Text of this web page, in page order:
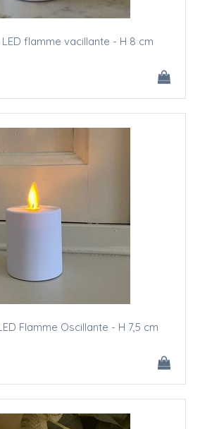
flamme vacillante - H 8 cm
Flamme Oscillante - H 7,5 cm